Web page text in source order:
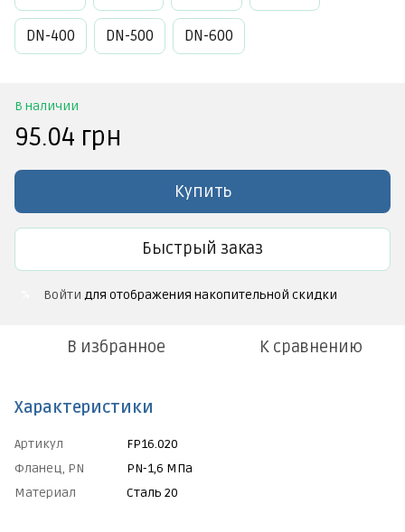
DN-400 DN-500 DN-600
В наличии
95.04 грн
Купить
Быстрый заказ
Войти для отображения накопительной скидки
В избранное К сравнению
Характеристики
Артикул
FP16.020
Фланец, PN
PN-1,6 МПа
Материал
Сталь 20